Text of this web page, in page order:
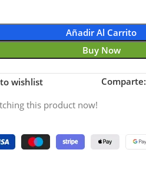
Añadir Al Carrito
Buy Now
wishlist Comparte:
this product now!